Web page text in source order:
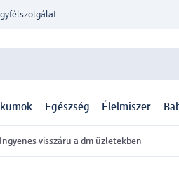
Egészség Élelmiszer
Ingyenes visszáru a dm üzletekben